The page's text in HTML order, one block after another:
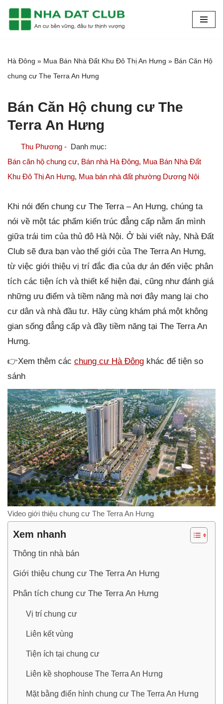
Chuyển
nội
dung
Hà Đông » Mua Bán Nhà Đất Khu Đô Thị An Hưng » Bán Căn Hộ
chung cư The Terra An Hưng
Bán Căn Hộ chung cư The
Terra An Hưng
Thu Phương -
Bán căn hộ chung cư, Bán nhà Hà Đông, Mua Bán Nhà Đất
Khu Đô Thị An Hưng, Mua bán nhà đất phường Dương Nội
Khi nói đến chung cư The Terra – An Hưng, chúng ta
nói về một tác phẩm kiến trúc đẳng cấp nằm ẩn mình
giữa trái tim của thủ đô Hà Nội. Ở bài viết này, Nhà Đất
Club sẽ đưa bạn vào thế giới của The Terra An Hưng,
từ việc giới thiệu vị trí đắc địa của dự án đến việc phân
tích các tiện ích và thiết kế hiện đại, cũng như đánh giá
những ưu điểm và tiềm năng mà nơi đây mang lại cho
cư dân và nhà đầu tư. Hãy cùng khám phá một không
gian sống đẳng cấp và đầy tiềm năng tại The Terra An
Hưng.
👉Xem thêm các chung cư Hà Đông khác để tiện so
sánh
Video giới thiệu chung cư The Terra An Hưng
Xem nhanh
Thông tin nhà bán
Giới thiệu chung cư The Terra An Hưng
Phân tích chung cư The Terra An Hưng
Vị trí chung cư
Liên kết vùng
Tiện ích tại chung cư
Liên kề shophouse The Terra An Hưng
Mặt bằng điển hình chung cư The Terra An Hưng